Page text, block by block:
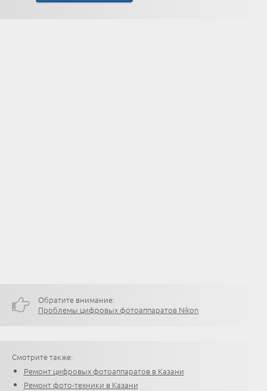
Обратите внимание:
Проблемы цифровых фотоаппаратов Nikon
Смотрите также:
Ремонт цифровых фотоаппаратов в Казани
Ремонт фото-техники в Казани